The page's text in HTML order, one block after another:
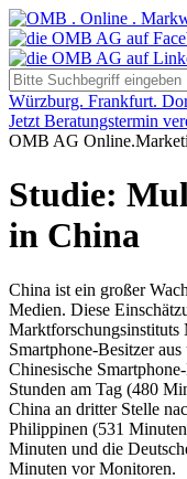
Würzburg. Frankfurt.
Jetzt Beratungstermin
OMB AG
Studie:
in China
China ist ein großer
Medien. Diese
Smartphone-Besitzer
Chinesische
Stunden am Tag (480
China an dritter Stelle
Philippinen (531
Minuten und die
Minuten vor Monitoren.